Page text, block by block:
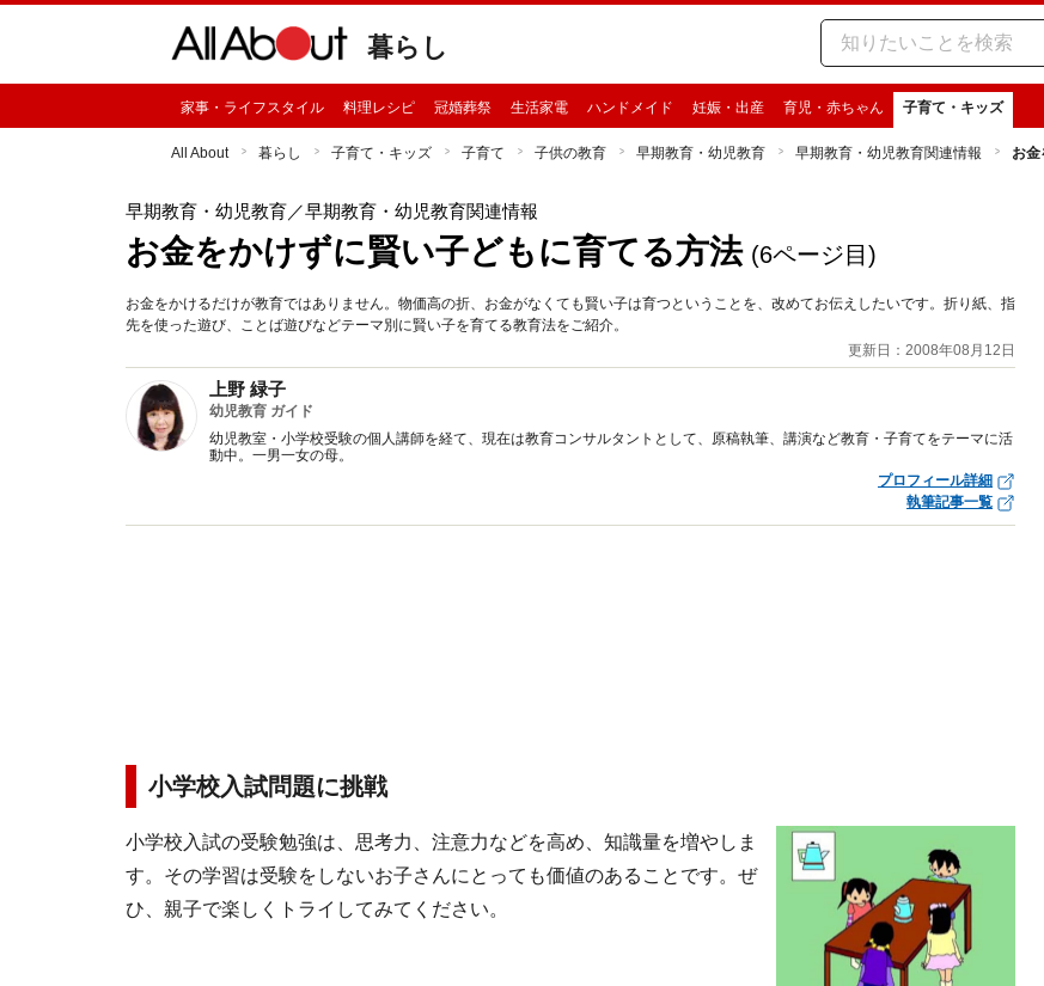
暮らし
家事・ライフスタイル 料理レシピ 冠婚葬祭 生活家電 ハンドメイド 妊娠・出産 育児・赤ちゃん 子育て・キッズ
All About 暮らし 子育て・キッズ 子育て 子供の教育 早期教育・幼児教育 早期教育・幼児教育関連情報 お
早期教育・幼児教育／早期教育・幼児教育関連情報
お金をかけずに賢い子どもに育てる方法 (6ページ目)
お金をかけるだけが教育ではありません。物価高の折、お金がなくても賢い子は育つということを、改めてお伝えしたいです。折り紙、指
先を使った遊び、ことば遊びなどテーマ別に賢い子を育てる教育法をご紹介。
更新日：2008年08月12日
上野 緑子
幼児教育 ガイド
幼児教室・小学校受験の個人講師を経て、現在は教育コンサルタントとして、原稿執筆、講演など教育・子育てをテーマに活
動中。一男一女の母。
プロフィール詳細
執筆記事一覧
小学校入試問題に挑戦
小学校入試の受験勉強は、思考力、注意力などを高め、知識量を増やしま
す。その学習は受験をしないお子さんにとっても価値のあることです。ぜ
ひ、親子で楽しくトライしてみてください。